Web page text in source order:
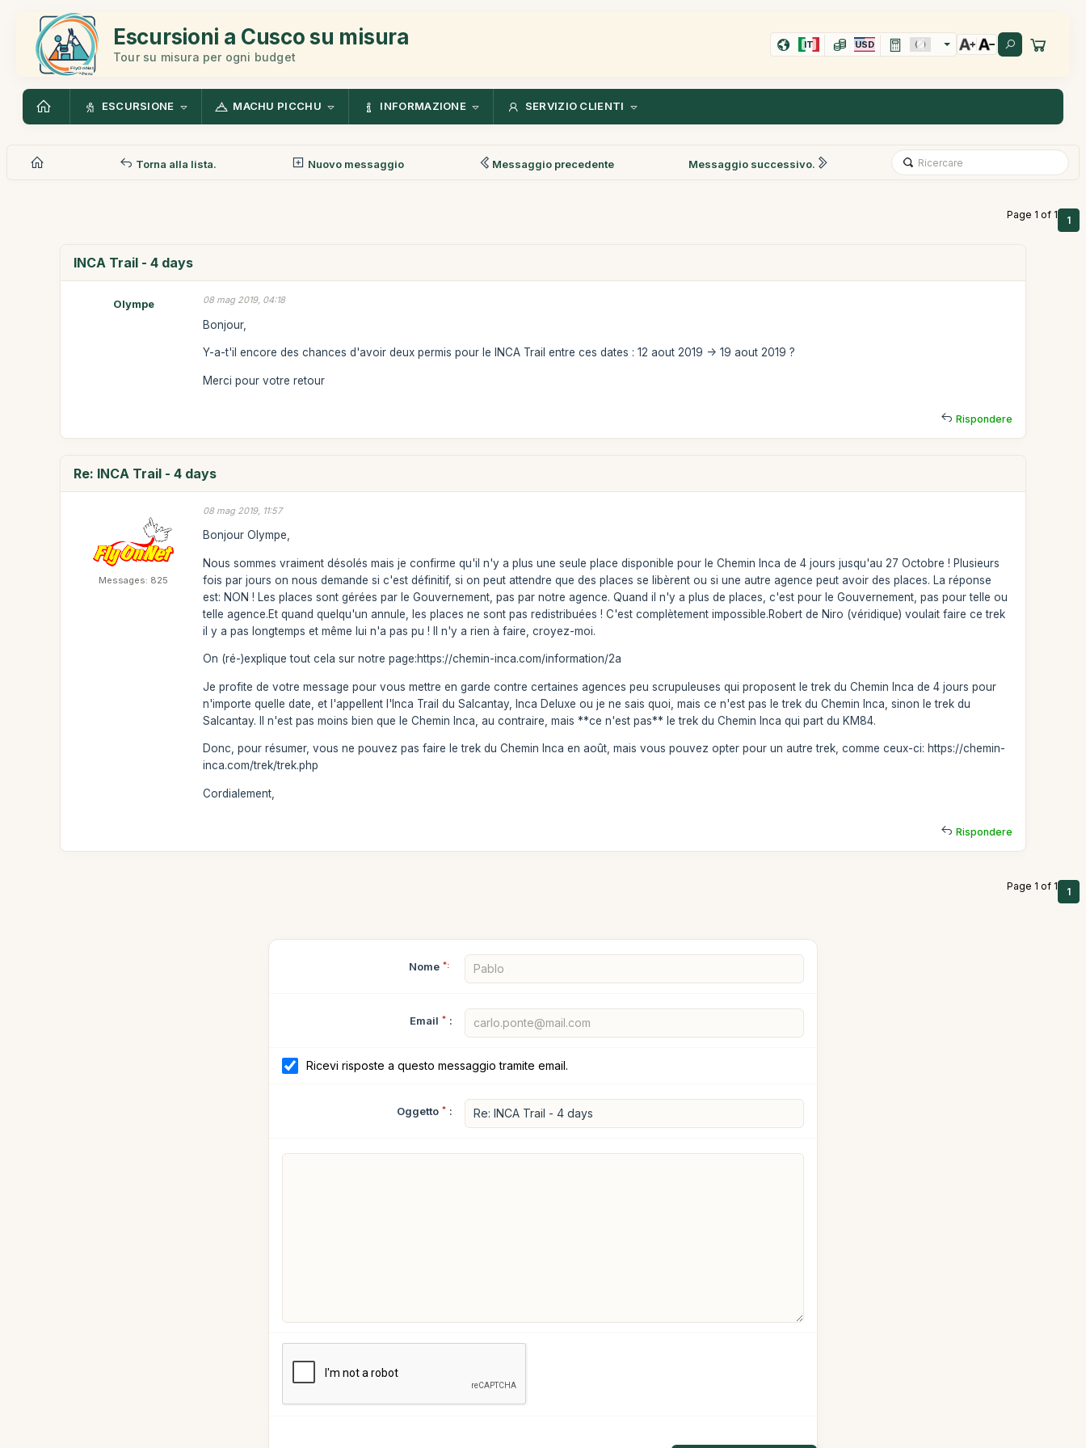
Escursioni a Cusco su misura
Tour su misura per ogni budget
IT USD
ESCURSIONE MACHU PICCHU INFORMAZIONE SERVIZIO CLIENTI
Torna alla lista. Nuovo messaggio Messaggio precedente Messaggio successivo.
Page 1 of 1 1
INCA Trail - 4 days
Olympe 08 mag 2019, 04:18
Bonjour,
Y-a-t'il encore des chances d'avoir deux permis pour le INCA Trail entre ces dates : 12 aout 2019 -> 19 aout 2019 ?
Merci pour votre retour
Rispondere
Re: INCA Trail - 4 days
Messages: 825
08 mag 2019, 11:57
Bonjour Olympe,
Nous sommes vraiment désolés mais je confirme qu'il n'y a plus une seule place disponible pour le Chemin Inca de 4 jours jusqu'au 27 Octobre ! Plusieurs
fois par jours on nous demande si c'est définitif, si on peut attendre que des places se libèrent ou si une autre agence peut avoir des places. La réponse
est: NON ! Les places sont gérées par le Gouvernement, pas par notre agence. Quand il n'y a plus de places, c'est pour le Gouvernement, pas pour telle ou
telle agence.Et quand quelqu'un annule, les places ne sont pas redistribuées ! C'est complètement impossible.Robert de Niro (véridique) voulait faire ce trek
il y a pas longtemps et même lui n'a pas pu ! Il n'y a rien à faire, croyez-moi.
On (ré-)explique tout cela sur notre page:https://chemin-inca.com/information/2a
Je profite de votre message pour vous mettre en garde contre certaines agences peu scrupuleuses qui proposent le trek du Chemin Inca de 4 jours pour
n'importe quelle date, et l'appellent l'Inca Trail du Salcantay, Inca Deluxe ou je ne sais quoi, mais ce n'est pas le trek du Chemin Inca, sinon le trek du
Salcantay. Il n'est pas moins bien que le Chemin Inca, au contraire, mais **ce n'est pas** le trek du Chemin Inca qui part du KM84.
Donc, pour résumer, vous ne pouvez pas faire le trek du Chemin Inca en août, mais vous pouvez opter pour un autre trek, comme ceux-ci: https://chemin-
inca.com/trek/trek.php
Cordialement,
Rispondere
Page 1 of 1 1
Nome *:
Email * :
Ricevi risposte a questo messaggio tramite email.
Oggetto * :